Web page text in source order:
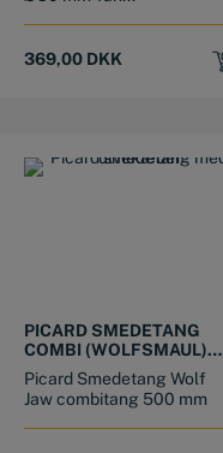
369,00 DKK
PICARD SMEDETANG
COMBI (WOLFSMAUL)
500 MM
Picard Smedetang Wolf
Jaw combitang 500 mm